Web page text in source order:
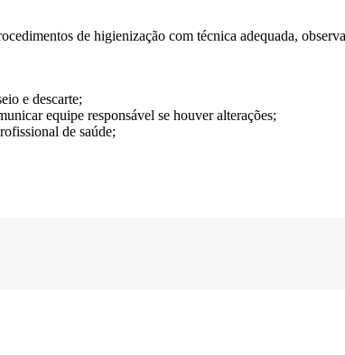
de higienização com técnica adequada,
e descarte;
equipe responsável se houver alterações;
de saúde;